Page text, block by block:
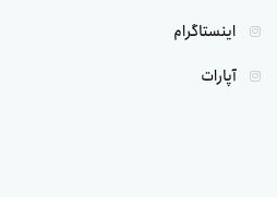
اینستاگرام
آپارات